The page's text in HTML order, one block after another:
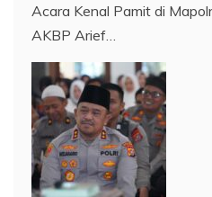
Acara Kenal Pamit di
AKBP Arief…